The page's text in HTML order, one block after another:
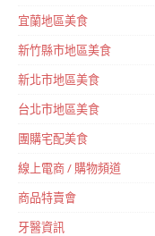
宜蘭地區美食
新竹縣市地區美食
新北市地區美食
台北市地區美食
團購宅配美食
線上電商 / 購物頻道
商品特賣會
牙醫資訊